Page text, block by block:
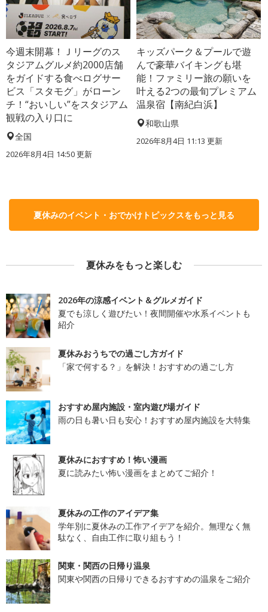
今週末開幕！Ｊリーグのス
タジアムグルメ約2000店舗
をガイドする食べログサー
ビス「スタモグ」がローン
チ！“おいしい”をスタジアム
観戦の入り口に
全国
2026年8月4日 14:50更新
キッズパーク＆プールで遊
んで豪華バイキングも堪
能！ファミリー旅の願いを
叶える2つの最旬プレミアム
温泉宿【南紀白浜】
和歌山県
2026年8月4日 11:13 更新
夏休みのイベント・おでかけトピックスをもっと見る
夏休みをもっと楽しむ
2026年の涼感イベント＆グルメガイド
夏でも涼しく遊びたい！夜間開催や水系イベントも
紹介
夏休みおうちでの過ごし方ガイド
「家で何する？」を解決！おすすめの過ごし方
おすすめ屋内施設・室内遊び場ガイド
雨の日も暑い日も安心！おすすめ屋内施設を大特集
夏休みにおすすめ！怖い漫画
夏に読みたい怖い漫画をまとめてご紹介！
夏休みの工作のアイデア集
学年別に夏休みの工作アイデアを紹介。無理なく無
駄なく、自由工作に取り組もう！
関東・関西の日帰り温泉
関東や関西の日帰りできるおすすめの温泉をご紹介